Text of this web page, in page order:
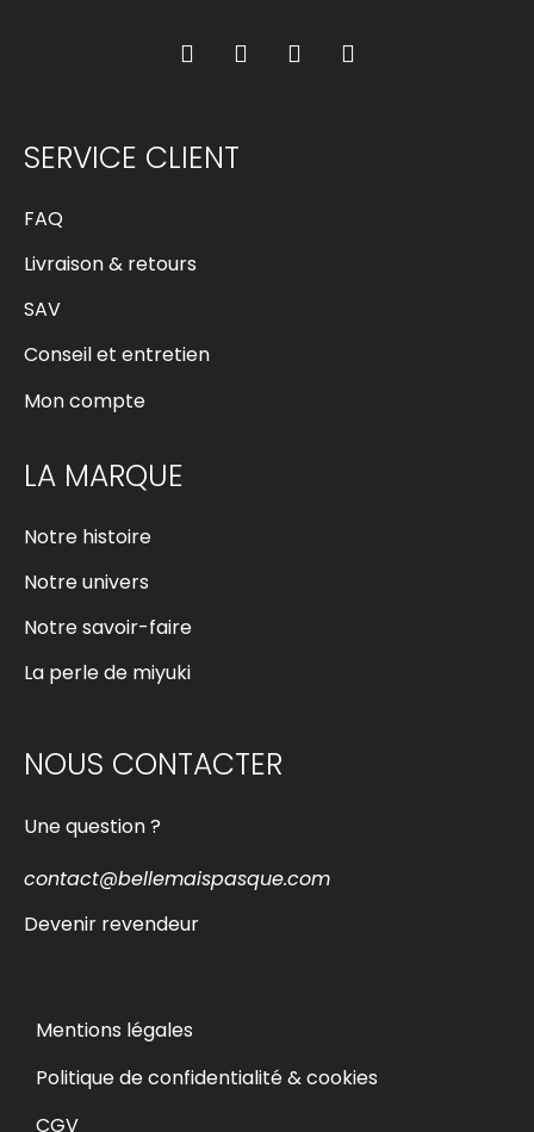
SERVICE CLIENT
FAQ
Livraison & retours
SAV
Conseil et entretien
Mon compte
LA MARQUE
Notre histoire
Notre univers
Notre savoir-faire
La perle de miyuki
NOUS CONTACTER
Une question ?
contact@bellemaispasque.com
Devenir revendeur
Mentions légales
Politique de confidentialité & cookies
CGV